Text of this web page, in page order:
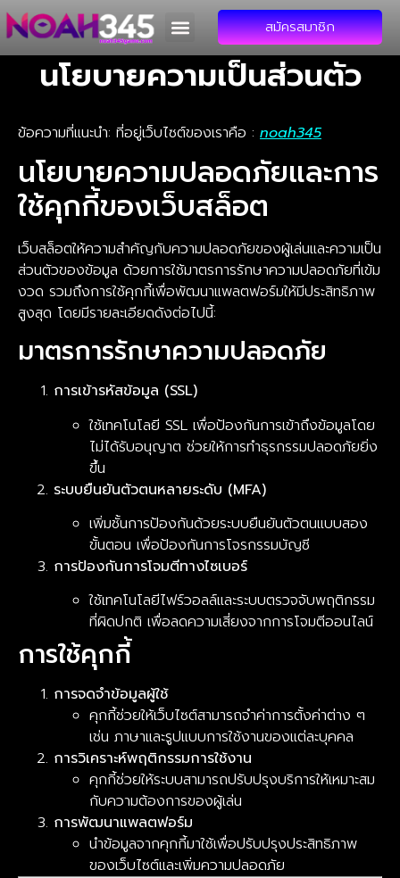
สมัครสมาชิก
นโยบายความเป็นส่วนตัว
ข้อความที่แนะนำ: ที่อยู่เว็บไซต์ของเราคือ : noah345
นโยบายความปลอดภัยและการ
ใช้คุกกี้ของเว็บสล็อต
เว็บสล็อตให้ความสำคัญกับความปลอดภัยของผู้เล่นและความเป็น
ส่วนตัวของข้อมูล ด้วยการใช้มาตรการรักษาความปลอดภัยที่เข้ม
งวด รวมถึงการใช้คุกกี้เพื่อพัฒนาแพลตฟอร์มให้มีประสิทธิภาพ
สูงสุด โดยมีรายละเอียดดังต่อไปนี้:
มาตรการรักษาความปลอดภัย
การเข้ารหัสข้อมูล (SSL)
ใช้เทคโนโลยี SSL เพื่อป้องกันการเข้าถึงข้อมูลโดย
ไม่ได้รับอนุญาต ช่วยให้การทำธุรกรรมปลอดภัยยิ่ง
ขึ้น
ระบบยืนยันตัวตนหลายระดับ (MFA)
เพิ่มชั้นการป้องกันด้วยระบบยืนยันตัวตนแบบสอง
ขั้นตอน เพื่อป้องกันการโจรกรรมบัญชี
การป้องกันการโจมตีทางไซเบอร์
ใช้เทคโนโลยีไฟร์วอลล์และระบบตรวจจับพฤติกรรม
ที่ผิดปกติ เพื่อลดความเสี่ยงจากการโจมตีออนไลน์
การใช้คุกกี้
การจดจำข้อมูลผู้ใช้
คุกกี้ช่วยให้เว็บไซต์สามารถจำค่าการตั้งค่าต่าง ๆ
เช่น ภาษาและรูปแบบการใช้งานของแต่ละบุคคล
การวิเคราะห์พฤติกรรมการใช้งาน
คุกกี้ช่วยให้ระบบสามารถปรับปรุงบริการให้เหมาะสม
กับความต้องการของผู้เล่น
การพัฒนาแพลตฟอร์ม
นำข้อมูลจากคุกกี้มาใช้เพื่อปรับปรุงประสิทธิภาพ
ของเว็บไซต์และเพิ่มความปลอดภัย